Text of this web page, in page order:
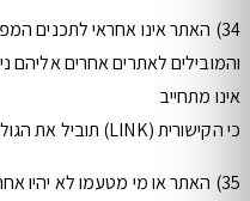
34) האתר אינו אחראי לתכנים
והמובילים לאתרים אחרים אליהם
אינו מתחייב
כי הקישורית (LINK) תוביל את הגולש לדף אינטרנט פעיל.
35) האתר או מי מטעמו לא יהיו